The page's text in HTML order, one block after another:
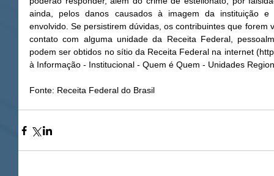
ainda, pelos danos causados à imagem da instituição e
envolvido. Se persistirem dúvidas, os contribuintes que forem
contato com alguma unidade da Receita Federal,
podem ser obtidos no sítio da Receita Federal na internet
à Informação - Institucional - Quem é Quem - Unidades
Fonte: Receita Federal do Brasil